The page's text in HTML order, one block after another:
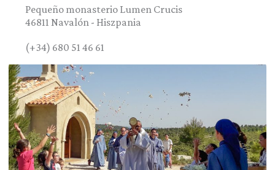
Pequeño monasterio Lumen Crucis
46811 Navalón - Hiszpania
(+34) 680 51 46 61